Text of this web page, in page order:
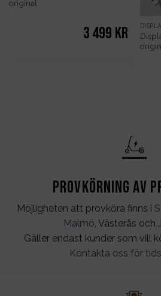
original
3 499 kr
Provkörning av
Möjligheten att provköra finns i
Malmö, Västerås och
Gäller endast kunder som vill
Kontakta oss för